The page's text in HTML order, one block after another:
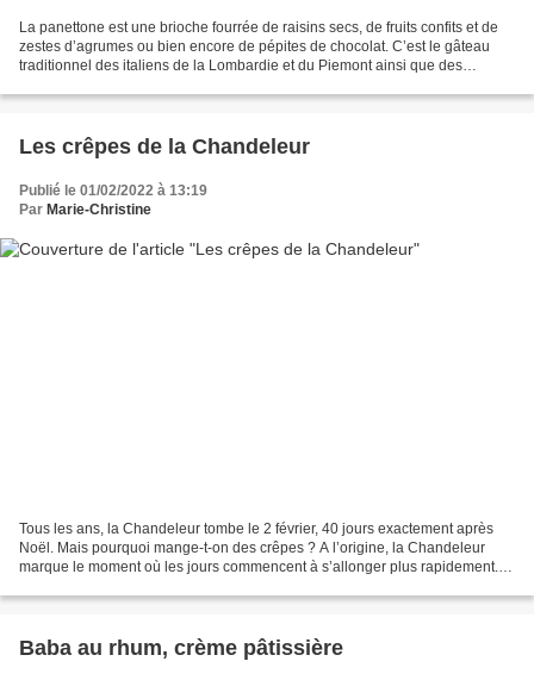
La panettone est une brioche fourrée de raisins secs, de fruits confits et de
zestes d’agrumes ou bien encore de pépites de chocolat. C’est le gâteau
traditionnel des italiens de la Lombardie et du Piemont ainsi que des
Les crêpes de la Chandeleur
Publié le 01/02/2022 à 13:19
Par Marie-Christine
Tous les ans, la Chandeleur tombe le 2 février, 40 jours exactement après
Noël. Mais pourquoi mange-t-on des crêpes ? A l’origine, la Chandeleur
marque le moment où les jours commencent à s’allonger plus rapidement.
Baba au rhum, crème pâtissière